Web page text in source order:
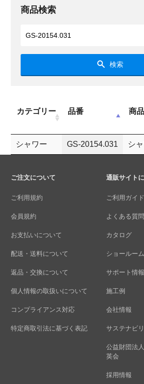
商品検索
検索
カテゴリー 品番 商
シャワー GS-20154.031 シ
ご注文について
ご利用規約
会員規約
お支払いについて
配送・送料について
返品・交換について
個人情報の取扱いについて
コンプライアンス対応
特定商取引法に基づく表記
通販サイト
ご利用ガイド
よくある質問
カタログ
ショールーム
サポート情報
施工例
会社情報
サステナビ
公益財団法
英会
採用情報